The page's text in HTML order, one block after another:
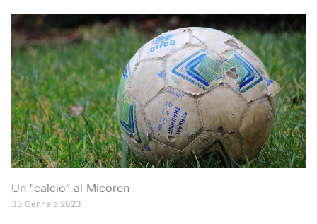
Un “calcio” al Micoren
30 Gennaio 2023